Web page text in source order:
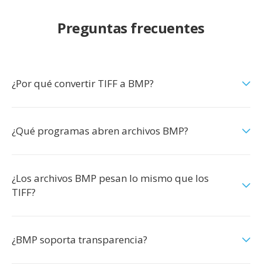
Preguntas frecuentes
¿Por qué convertir TIFF a BMP?
¿Qué programas abren archivos BMP?
¿Los archivos BMP pesan lo mismo que los
TIFF?
¿BMP soporta transparencia?